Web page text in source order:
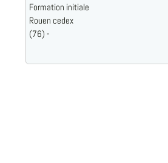
Formation initiale
Rouen cedex
(76) -